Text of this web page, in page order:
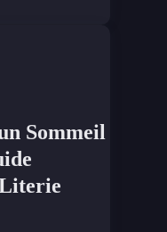
Sommeil